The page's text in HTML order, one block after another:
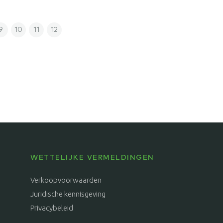
10 11 12
WETTELIJKE VERMELDINGEN
Verkoopvoorwaarden
Juridische kennisgeving
Privacybeleid